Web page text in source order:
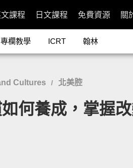
課程 日文課程 免費資源 關
專欄教學 ICRT 翰林
Cultures / 北美腔
何養成，掌握